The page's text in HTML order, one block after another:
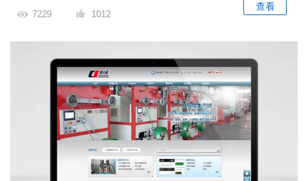
7229 1012
查看